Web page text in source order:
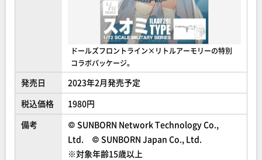
ドールズフロントライン×リトルアーモリーの特別
コラボパッケージ。
発売日
2023年2月発売予定
税込価格
1980円
備考
© SUNBORN Network Technology Co.,
Ltd. © SUNBORN Japan Co., Ltd.
※対象年齢15歳以上